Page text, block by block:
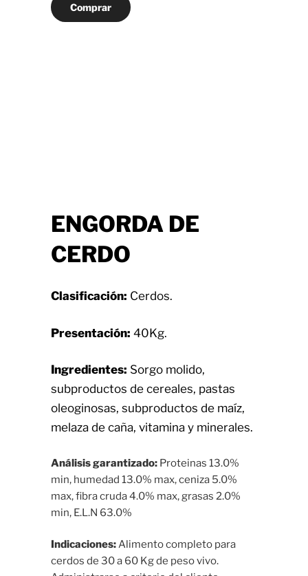
Comprar
ENGORDA DE
CERDO
Clasificación: Cerdos.
Presentación: 40Kg.
Ingredientes: Sorgo molido,
subproductos de cereales, pastas
oleoginosas, subproductos de maíz,
melaza de caña, vitamina y minerales.
Análisis garantizado: Proteinas 13.0%
min, humedad 13.0% max, ceniza 5.0%
max, fibra cruda 4.0% max, grasas 2.0%
min, E.L.N 63.0%
Indicaciones:Alimento completo para
cerdos de 30 a 60 Kg de peso vivo.